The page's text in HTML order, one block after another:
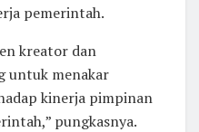
pemerintah.
kreator dan
untuk menakar
kinerja pimpinan
pungkasnya.